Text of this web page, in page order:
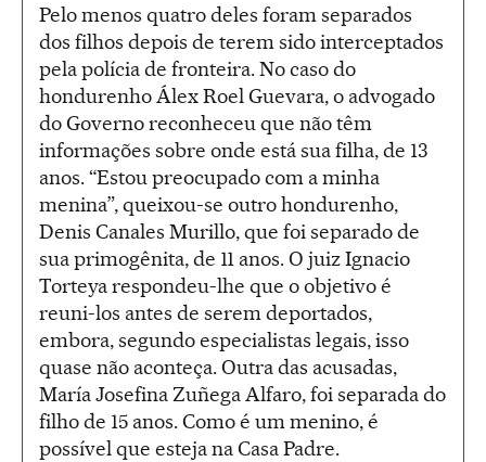
Pelo menos quatro deles foram separados
dos filhos depois de terem sido interceptados
pela polícia de fronteira. No caso do
hondurenho Álex Roel Guevara, o advogado
do Governo reconheceu que não têm
informações sobre onde está sua filha, de 13
anos. “Estou preocupado com a minha
menina”, queixou-se outro hondurenho,
Denis Canales Murillo, que foi separado de
sua primogênita, de 11 anos. O juiz Ignacio
Torteya respondeu-lhe que o objetivo é
reuni-los antes de serem deportados,
embora, segundo especialistas legais, isso
quase não aconteça. Outra das acusadas,
María Josefina Zuñega Alfaro, foi separada do
filho de 15 anos. Como é um menino, é
possível que esteja na Casa Padre.